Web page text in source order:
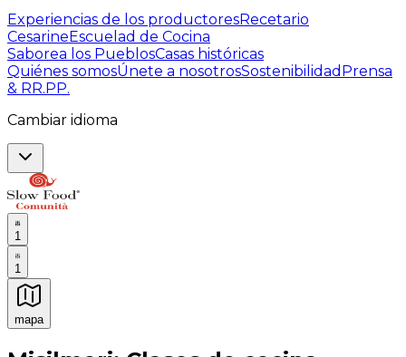
Experiencias de los productoresRecetario
CesarineEscuelad de Cocina
Saborea los PueblosCasas históricas
Quiénes somosÚnete a nosotrosSostenibilidad Prensa
& RR.PP.
Cambiar idioma
1
1
mapa